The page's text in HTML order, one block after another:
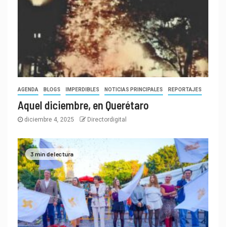
AGENDA BLOGS IMPERDIBLES NOTICIAS PRINCIPALES REPORTAJES
Aquel diciembre, en Querétaro
diciembre 4, 2025 Directordigital
3 min de lectura